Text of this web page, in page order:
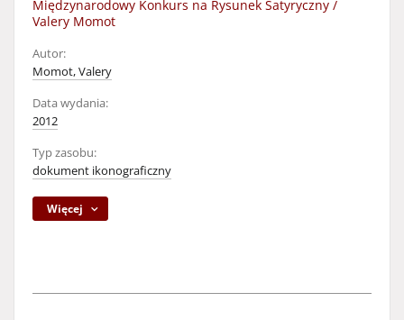
Międzynarodowy Konkurs na Rysunek Satyryczny /
Valery Momot
Autor:
Momot, Valery
Data wydania:
2012
Typ zasobu:
dokument ikonograficzny
Więcej